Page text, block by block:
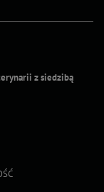
z siedzibą